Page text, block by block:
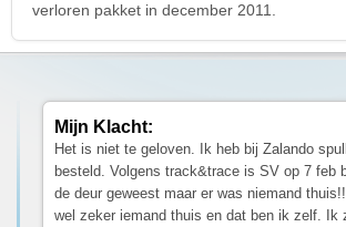
verloren pakket in december 2011.
Mijn Klacht:
Het is niet te geloven. Ik heb bij Zalando
besteld. Volgens track&trace is SV op 7 feb
de deur geweest maar er was niemand
wel zeker iemand thuis en dat ben ik zelf. Ik